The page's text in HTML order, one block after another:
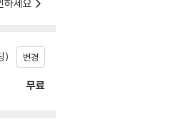
하세요
) 변경
무료